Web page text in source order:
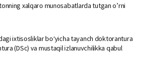
xalqaro munosabatlarda tutgan o’rni
ixtisosliklar bо‘yicha tayanch doktorantura
(DSc) va mustaqil izlanuvchilikka qabul